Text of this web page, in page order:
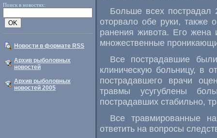
Поиск в новостях:
Новости в формате RSS
Архив рыболовных
новостей
Архив рыболовных
новостей 2005
Больше всех пострадал
оторвало обе руки, также
ранения живота. Его
множественные
Все пострадавшие
клиническую больницу, в
пострадавшего врачи
травмы усугублены
пострадавших стабильно,
Все травмированные
ответить на вопросы